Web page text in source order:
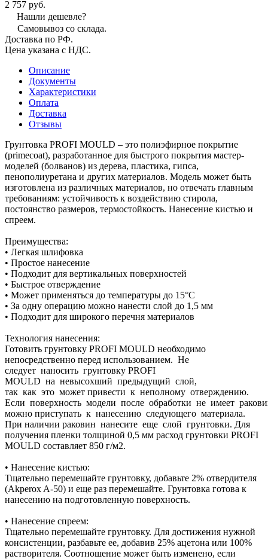
2 757 руб.
Нашли дешевле?
Самовывоз со склада.
Доставка по РФ.
Цена указана с НДС.
Описание
Документы
Характеристики
Оплата
Доставка
Отзывы
Грунтовка PROFI MOULD – это полиэфирное покрытие
(primecoat), разработанное для быстрого покрытия мастер-
моделей (болванов) из дерева, пластика, гипса,
пенополиуретана и других материалов. Модель может быть
изготовлена из различных материалов, но отвечать главным
требованиям: устойчивость к воздействию стирола,
постоянство размеров, термостойкость. Нанесение кистью и
спреем.
Преимущества:
• Легкая шлифовка
• Простое нанесение
• Подходит для вертикальных поверхностей
• Быстрое отверждение
• Может применяться до температуры до 15°C
• За одну операцию можно нанести слой до 1,5 мм
• Подходит для широкого перечня материалов
Технология нанесения:
Готовить грунтовку PROFI MOULD необходимо
непосредственно перед использованием. Не
следует наносить грунтовку PROFI
MOULD на невысохший предыдущий слой,
так как это может привести к неполному отверждению.
Если поверхность модели после обработки не имеет
можно приступать к нанесению следующего материала.
При наличии раковин нанесите еще слой грунтовки. Для
получения пленки толщиной 0,5 мм расход грунтовки PROFI
MOULD составляет 850 г/м2.
• Нанесение кистью:
Тщательно перемешайте грунтовку, добавьте 2% отвердителя
(Akperox A-50) и еще раз перемешайте. Грунтовка готова к
нанесению на подготовленную поверхность.
• Нанесение спреем:
Тщательно перемешайте грунтовку. Для достижения нужной
консистенции, разбавьте ее, добавив 25% ацетона или 100%
растворителя. Соотношение может быть изменено, если